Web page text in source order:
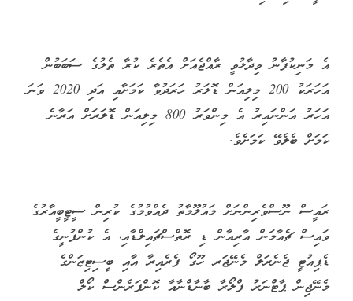
އެ މަނިކުފާނު ވިދާޅުވީ ރާއްޖެއަށް އެތެރެ ކުރާ ތެލުގެ ސަބަބުން
އަހަރަކު 200 މިލިއަން ޑޮލަރު ހަރަދުވާ ކަމަށާއި އަދި 2020 ވަނަ
އަހަރު އަންނައިރު އެ މިންވަރު 800 މިލިއަން ޑޮލަރަށް އަރާނެ
ކަމަށް ބެލެވޭ ކަމަށެވެ.
ރައީސް ނޫސްވެރިންނަށް މައުލޫމާތު ދެއްވުމުގެ ކުރިން ސީޓީބީއާރުގެ
ވައިސް ޗެއާމަން އާރިއާން ޑި ރޮތްސްޗައިލްޑާއި، އެ ކުންފުނީގެ
ޑެޕިއުޓީ ޖެނެރަލް މެނޭޖަރ ހޫގޯ ފެރެއިރާ އާއި ބީސިޓިޒަންގެ
މެނޭޖިން ޕާޓްނަރު ފްލޯރާ ބާނާޑްނާއާ ކޮންފަރެންސް ކޯލް